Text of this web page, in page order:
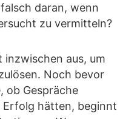
daran, wenn
zu vermitteln?
inzwischen aus, um
Noch bevor
ob Gespräche
Erfolg hätten, beginnt